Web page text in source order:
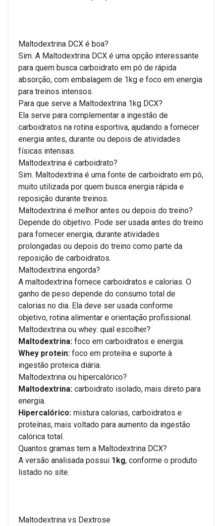
Maltodextrina DCX é boa?
Sim. A Maltodextrina DCX é uma opção interessante
para quem busca carboidrato em pó de rápida
absorção, com embalagem de 1kg e foco em energia
para treinos intensos.
Para que serve a Maltodextrina 1kg DCX?
Ela serve para complementar a ingestão de
carboidratos na rotina esportiva, ajudando a fornecer
energia antes, durante ou depois de atividades
físicas intensas.
Maltodextrina é carboidrato?
Sim. Maltodextrina é uma fonte de carboidrato em pó,
muito utilizada por quem busca energia rápida e
reposição durante treinos.
Maltodextrina é melhor antes ou depois do treino?
Depende do objetivo. Pode ser usada antes do treino
para fornecer energia, durante atividades
prolongadas ou depois do treino como parte da
reposição de carboidratos.
Maltodextrina engorda?
A maltodextrina fornece carboidratos e calorias. O
ganho de peso depende do consumo total de
calorias no dia. Ela deve ser usada conforme
objetivo, rotina alimentar e orientação profissional.
Maltodextrina ou whey: qual escolher?
Maltodextrina: foco em carboidratos e energia.
Whey protein: foco em proteína e suporte à
ingestão proteica diária.
Maltodextrina ou hipercalórico?
Maltodextrina: carboidrato isolado, mais direto para
energia.
Hipercalórico: mistura calorias, carboidratos e
proteínas, mais voltado para aumento da ingestão
calórica total.
Quantos gramas tem a Maltodextrina DCX?
A versão analisada possui 1kg, conforme o produto
listado no site.
Maltodextrina vs Dextrose